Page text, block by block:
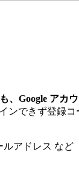
、Google アカ
ンできず登録
ルアドレス など